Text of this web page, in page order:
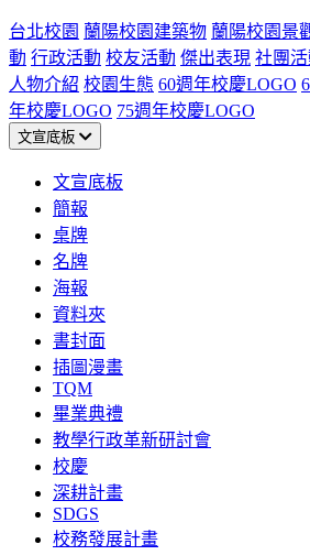
台北校園 蘭陽校園建築物 蘭陽校園景
動 行政活動 校友活動 傑出表現 社團
人物介紹 校園生態 60週年校慶LOGO
年校慶LOGO 75週年校慶LOGO
文宣底板
文宣底板
簡報
桌牌
名牌
海報
資料夾
書封面
插圖漫畫
TQM
畢業典禮
教學行政革新研討會
校慶
深耕計畫
SDGS
校務發展計畫